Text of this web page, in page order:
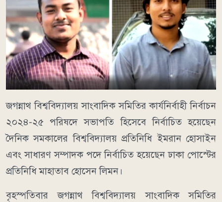
জগন্নাথ বিশ্ববিদ্যালয় সাংবাদিক সমিতির কার্যনির্বাহী নির্বাচন
২০২৪-২৫ পরিষদে সভাপতি হিসেবে নির্বাচিত হয়েছেন
দৈনিক সমকালের বিশ্ববিদ্যালয় প্রতিনিধি ইমরান হোসাইন
এবং সাধারণ সম্পাদক পদে নির্বাচিত হয়েছেন ঢাকা পোস্টের
প্রতিনিধি মাহাতাব হোসেন লিমন।
বৃহস্পতিবার জগন্নাথ বিশ্ববিদ্যালয় সাংবাদিক সমিতির